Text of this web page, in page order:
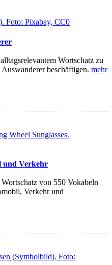
Wortschatz zu
beschäftigen. mehr
und Verkehr
von 550 Vokabeln
Verkehr und